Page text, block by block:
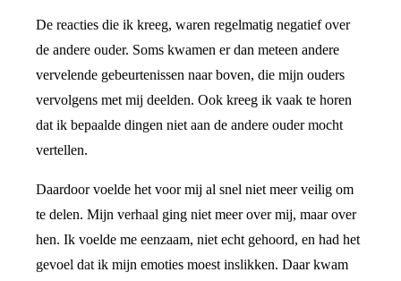
De reacties die ik kreeg, waren regelmatig negatief over
de andere ouder. Soms kwamen er dan meteen andere
vervelende gebeurtenissen naar boven, die mijn ouders
vervolgens met mij deelden. Ook kreeg ik vaak te horen
dat ik bepaalde dingen niet aan de andere ouder mocht
vertellen.
Daardoor voelde het voor mij al snel niet meer veilig om
te delen. Mijn verhaal ging niet meer over mij, maar over
hen. Ik voelde me eenzaam, niet echt gehoord, en had het
gevoel dat ik mijn emoties moest inslikken. Daar kwam